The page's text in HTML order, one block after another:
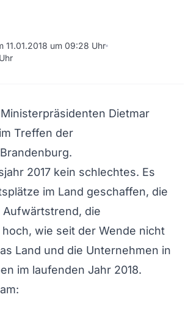
11.01.2018 um 09:28 Uhr
Dietmar
Treffen der
2017 kein schlechtes. Es
im Land geschaffen, die
die
wie seit der Wende nicht
Land und die Unternehmen in
im laufenden Jahr 2018.